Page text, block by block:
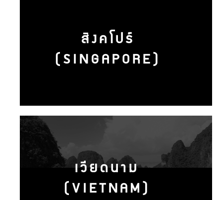
สิงคโปร์
(SINGAPORE)
เวียดนาม
(VIETNAM)